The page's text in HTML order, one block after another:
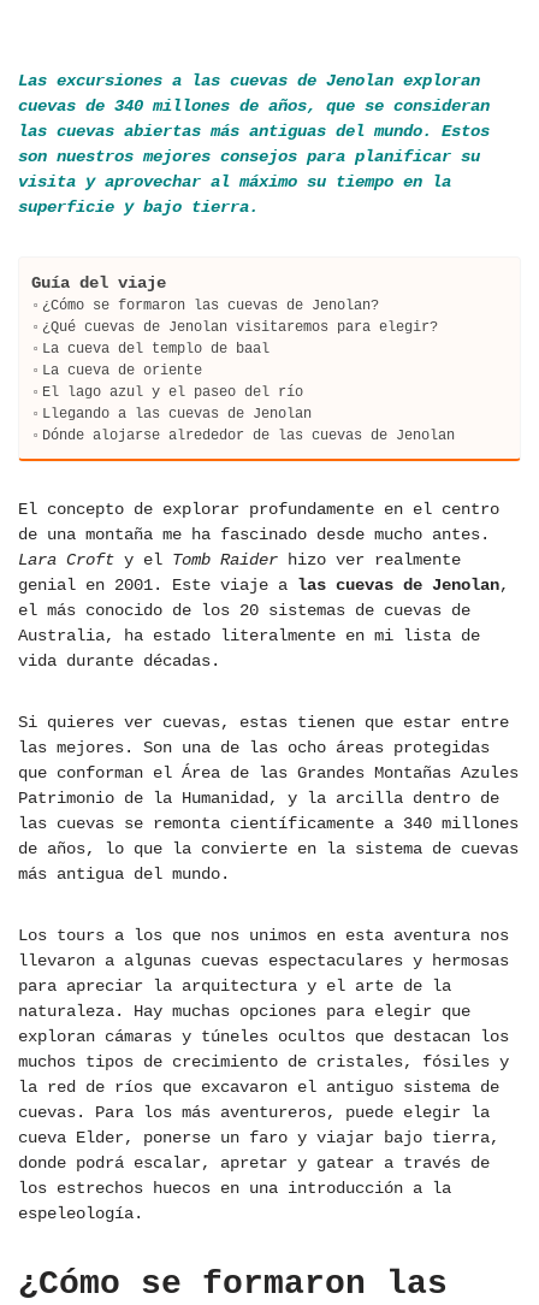
Las excursiones a las cuevas de Jenolan exploran
cuevas de 340 millones de años, que se consideran
las cuevas abiertas más antiguas del mundo. Estos
son nuestros mejores consejos para planificar su
visita y aprovechar al máximo su tiempo en la
superficie y bajo tierra.
Guía del viaje
¿Cómo se formaron las cuevas de Jenolan?
¿Qué cuevas de Jenolan visitaremos para elegir?
La cueva del templo de baal
La cueva de oriente
El lago azul y el paseo del río
Llegando a las cuevas de Jenolan
Dónde alojarse alrededor de las cuevas de Jenolan
El concepto de explorar profundamente en el centro
de una montaña me ha fascinado desde mucho antes.
Lara Croft y el Tomb Raider hizo ver realmente
genial en 2001. Este viaje a las cuevas de Jenolan,
el más conocido de los 20 sistemas de cuevas de
Australia, ha estado literalmente en mi lista de
vida durante décadas.
Si quieres ver cuevas, estas tienen que estar entre
las mejores. Son una de las ocho áreas protegidas
que conforman el Área de las Grandes Montañas Azules
Patrimonio de la Humanidad, y la arcilla dentro de
las cuevas se remonta científicamente a 340 millones
de años, lo que la convierte en la sistema de cuevas
más antigua del mundo.
Los tours a los que nos unimos en esta aventura nos
llevaron a algunas cuevas espectaculares y hermosas
para apreciar la arquitectura y el arte de la
naturaleza. Hay muchas opciones para elegir que
exploran cámaras y túneles ocultos que destacan los
muchos tipos de crecimiento de cristales, fósiles y
la red de ríos que excavaron el antiguo sistema de
cuevas. Para los más aventureros, puede elegir la
cueva Elder, ponerse un faro y viajar bajo tierra,
donde podrá escalar, apretar y gatear a través de
los estrechos huecos en una introducción a la
espeleología.
¿Cómo se formaron las